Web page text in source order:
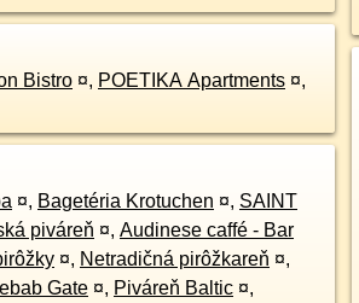
Bistro ¤, POETIKA Apartments ¤,
¤, Bagetéria Krotuchen ¤, SAINT
piváreň ¤, Audinese caffé - Bar
¤, Netradičná pirôžkareň ¤,
Gate ¤, Piváreň Baltic ¤,